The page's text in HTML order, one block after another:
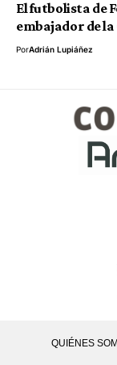
El futbolista de
embajador de
PorAdrián Lupiáñez
QUIÉNES